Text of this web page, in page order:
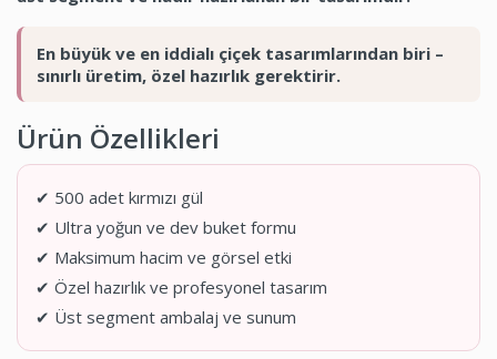
En büyük ve en iddialı çiçek tasarımlarından biri –
sınırlı üretim, özel hazırlık gerektirir.
Ürün Özellikleri
✔ 500 adet kırmızı gül
✔ Ultra yoğun ve dev buket formu
✔ Maksimum hacim ve görsel etki
✔ Özel hazırlık ve profesyonel tasarım
✔ Üst segment ambalaj ve sunum